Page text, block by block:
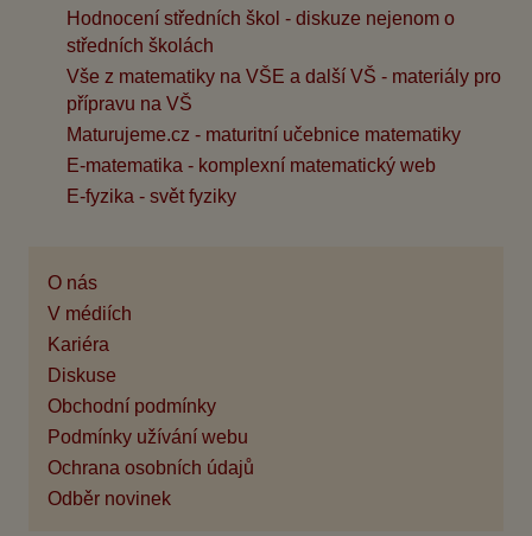
Hodnocení středních škol - diskuze nejenom o
středních školách
Vše z matematiky na VŠE a další VŠ - materiály pro
přípravu na VŠ
Maturujeme.cz - maturitní učebnice matematiky
E-matematika - komplexní matematický web
E-fyzika - svět fyziky
O nás
V médiích
Kariéra
Diskuse
Obchodní podmínky
Podmínky užívání webu
Ochrana osobních údajů
Odběr novinek